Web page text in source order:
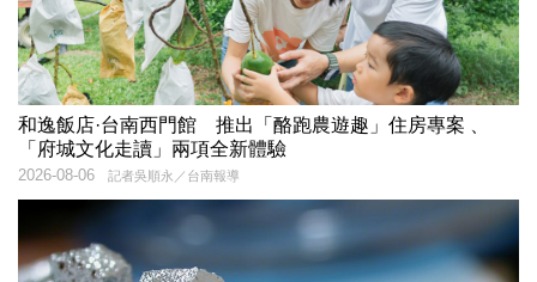
和逸飯店·台南西門館 推出「酪跑農遊趣」住房專案 、
「府城文化走讀」兩項全新體驗
記者吳順永／台南報導
2026-08-06